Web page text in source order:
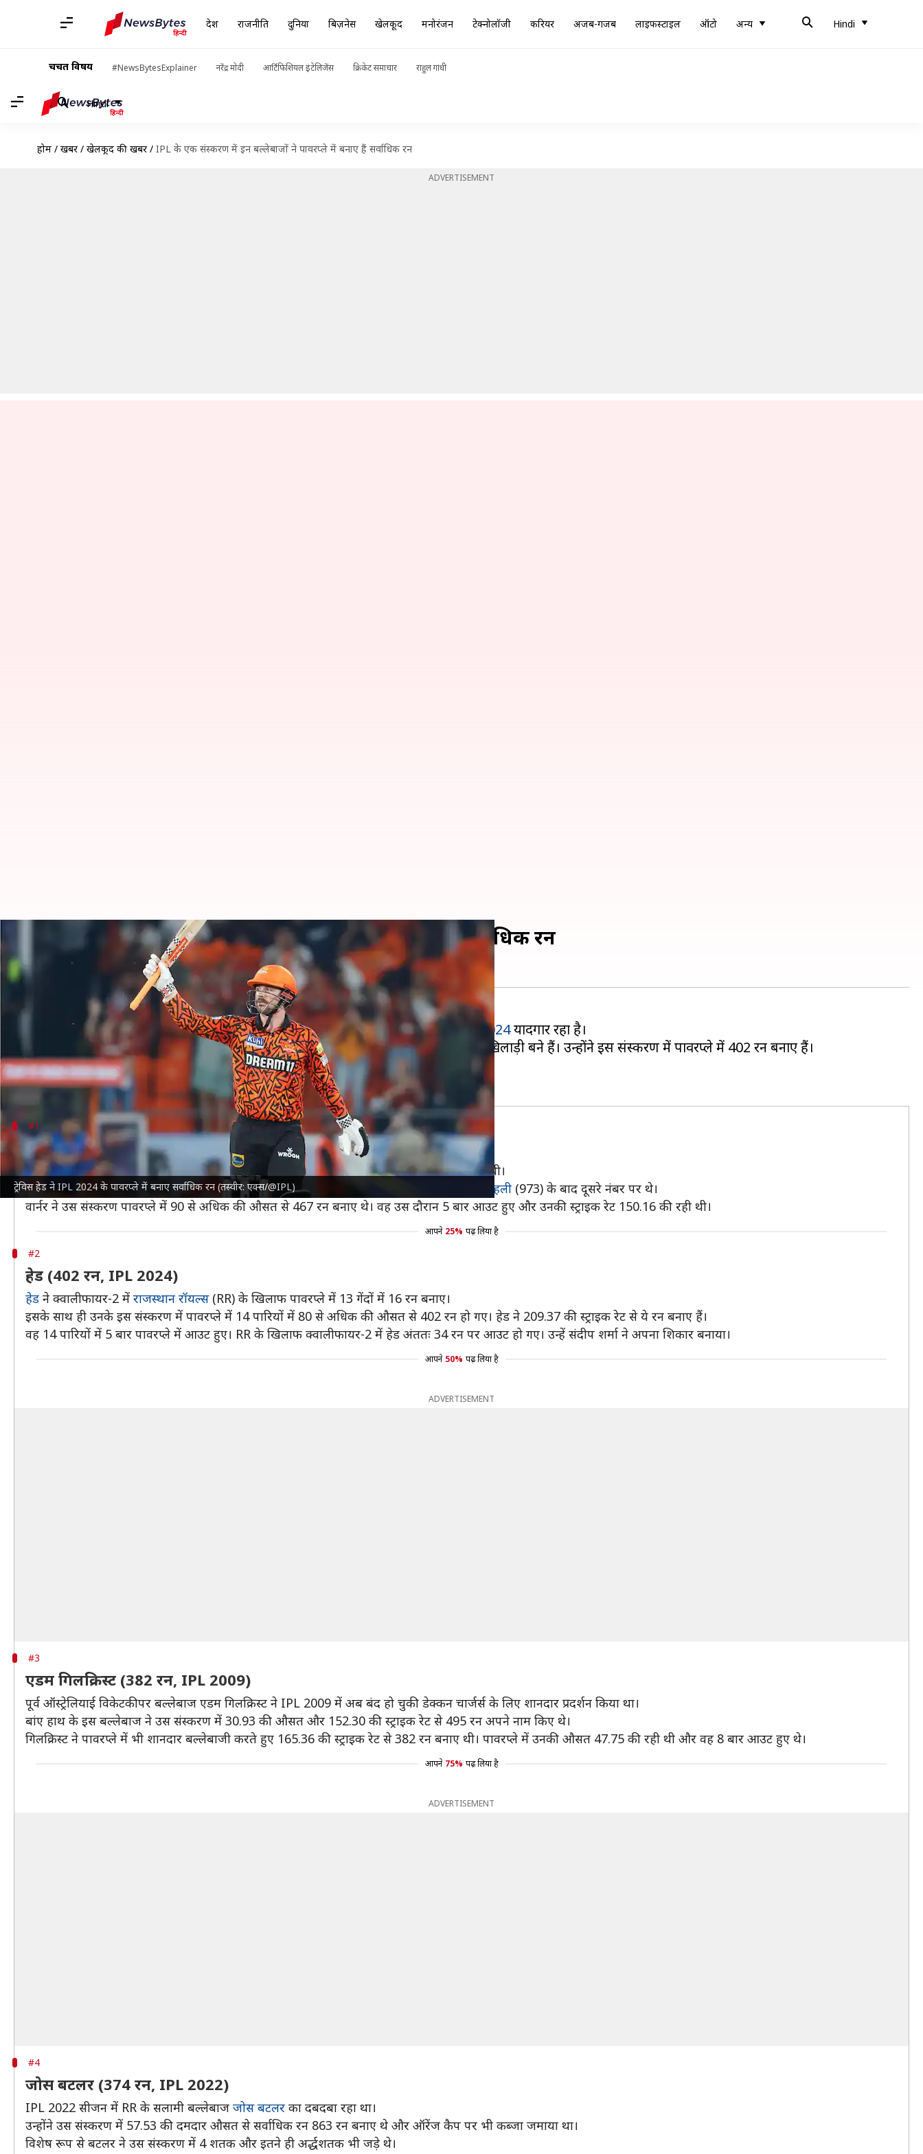
देश राजनीति दुनिया बिज़नेस खेलकूद मनोरंजन टेक्नोलॉजी करियर अजब-गजब लाइफस्टाइल ऑटो अन्य Hindi
चर्चित विषय #NewsBytesExplainer नरेंद्र मोदी आर्टिफिशियल इंटेलिजेंस क्रिकेट समाचार राहुल गांधी
Hindi
होम / खबरें / खेलकूद की खबरें / IPL के एक संस्करण में इन बल्लेबाजों ने पावरप्ले में बनाए हैं सर्वाधिक रन
ADVERTISEMENT
ट्रेविस हेड ने IPL 2024 के पावरप्ले में बनाए सर्वाधिक रन (तस्वीर: एक्स/@IPL)
IPL के एक संस्करण में इन बल्लेबाजों ने पावरप्ले में बनाए हैं सर्वाधिक रन
लेखन 04:34 pm
सनराइजर्स हैदराबाद (SRH) के सलामी बल्लेबाज ट्रेविस हेड के लिए इंडियन प्रीमियर लीग (IPL) 2024यादगार रहा है।
वह इस लीग के इतिहास में एक संस्करण में पावरप्ले के दौरान 400 से अधिक रन बनाने वाले दूसरे खिलाड़ी बने हैं। उन्होंने इस संस्करण में पावरप्ले में 402 रन बनाए हैं।
हेड ने चेपॉक में खेले गए क्वालीफायर-2 में यह उपलब्धि हासिल की।
#1
डेविड वार्नर (467 रन, IPL 2016)
IPL 2016डेविड वार्नर
के लिए यादगार रहा था। वार्नर के प्रदर्शन ने SRH की खिताब जीतने में मदद की थी।
वार्नर ने SRH की कप्तानी करते हुए 848 रन बनाए थे। वह सर्वाधिक रन बनाने वालों की सूची में
विराट कोहली (973) के बाद दूसरे नंबर पर थे।
वार्नर ने उस संस्करण पावरप्ले में 90 से अधिक की औसत से 467 रन बनाए थे। वह उस दौरान 5 बार आउट हुए और उनकी स्ट्राइक रेट 150.16 की रही थी।
आपने 25% पढ़ लिया है
#2
हेड (402 रन, IPL 2024)
हेड ने क्वालीफायर-2 में राजस्थान रॉयल्स(RR) के खिलाफ पावरप्ले में 13 गेंदों में 16 रन बनाए।
इसके साथ ही उनके इस संस्करण में पावरप्ले में 14 पारियों में 80 से अधिक की औसत से 402 रन हो गए। हेड ने 209.37 की स्ट्राइक रेट से ये रन बनाए हैं।
वह 14 पारियों में 5 बार पावरप्ले में आउट हुए। RR के खिलाफ क्वालीफायर-2 में हेड अंततः 34 रन पर आउट हो गए। उन्हें संदीप शर्मा ने अपना शिकार बनाया।
आपने 50% पढ़ लिया है
ADVERTISEMENT
#3
एडम गिलक्रिस्ट (382 रन, IPL 2009)
पूर्व ऑस्ट्रेलियाई विकेटकीपर बल्लेबाज एडम गिलक्रिस्ट ने IPL 2009 में अब बंद हो चुकी डेक्कन चार्जर्स के लिए शानदार प्रदर्शन किया था।
बांए हाथ के इस बल्लेबाज ने उस संस्करण में 30.93 की औसत और 152.30 की स्ट्राइक रेट से 495 रन अपने नाम किए थे।
गिलक्रिस्ट ने पावरप्ले में भी शानदार बल्लेबाजी करते हुए 165.36 की स्ट्राइक रेट से 382 रन बनाए थी। पावरप्ले में उनकी औसत 47.75 की रही थी और वह 8 बार आउट हुए थे।
आपने 75% पढ़ लिया है
ADVERTISEMENT
#4
जोस बटलर (374 रन, IPL 2022)
IPL 2022 सीजन में RR के सलामी बल्लेबाज जोस बटलर का दबदबा रहा था।
उन्होंने उस संस्करण में 57.53 की दमदार औसत से सर्वाधिक रन 863 रन बनाए थे और ऑरेंज कैप पर भी कब्जा जमाया था।
विशेष रूप से बटलर ने उस संस्करण में 4 शतक और इतने ही अर्द्धशतक भी जड़े थे।